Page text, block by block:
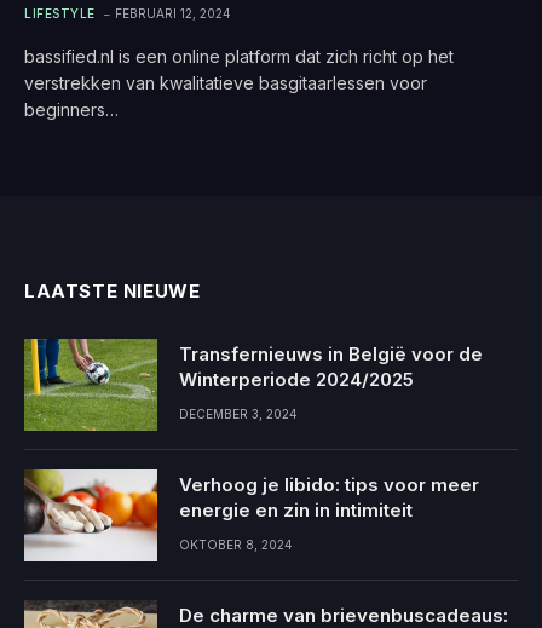
LIFESTYLE FEBRUARI 12, 2024
bassified.nl is een online platform dat zich richt op het
verstrekken van kwalitatieve basgitaarlessen voor
beginners…
LAATSTE NIEUWE
Transfernieuws in België voor de
Winterperiode 2024/2025
DECEMBER 3, 2024
Verhoog je libido: tips voor meer
energie en zin in intimiteit
OKTOBER 8, 2024
De charme van brievenbuscadeaus: